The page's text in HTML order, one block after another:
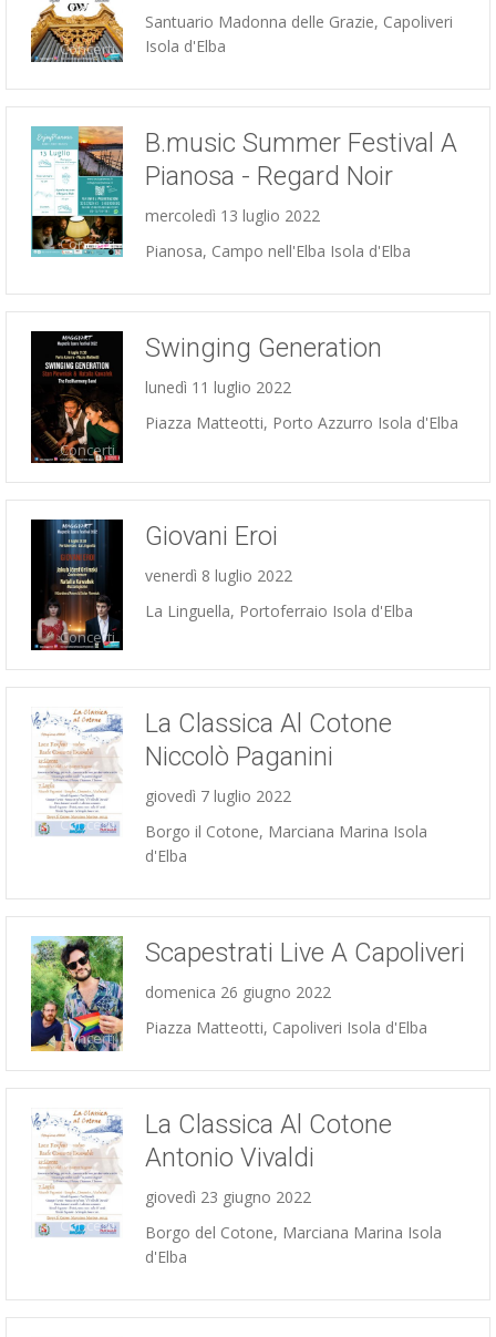
Concerti
Santuario Madonna delle Grazie, Capoliveri
Isola d'Elba
Concerti
B.music Summer Festival A
Pianosa - Regard Noir
mercoledì 13 luglio 2022
Pianosa, Campo nell'Elba Isola d'Elba
Concerti
Swinging Generation
lunedì 11 luglio 2022
Piazza Matteotti, Porto Azzurro Isola d'Elba
Concerti
Giovani Eroi
venerdì 8 luglio 2022
La Linguella, Portoferraio Isola d'Elba
Concerti
La Classica Al Cotone
Niccolò Paganini
giovedì 7 luglio 2022
Borgo il Cotone, Marciana Marina Isola
d'Elba
Concerti
Scapestrati Live A Capoliveri
domenica 26 giugno 2022
Piazza Matteotti, Capoliveri Isola d'Elba
Concerti
La Classica Al Cotone
Antonio Vivaldi
giovedì 23 giugno 2022
Borgo del Cotone, Marciana Marina Isola
d'Elba